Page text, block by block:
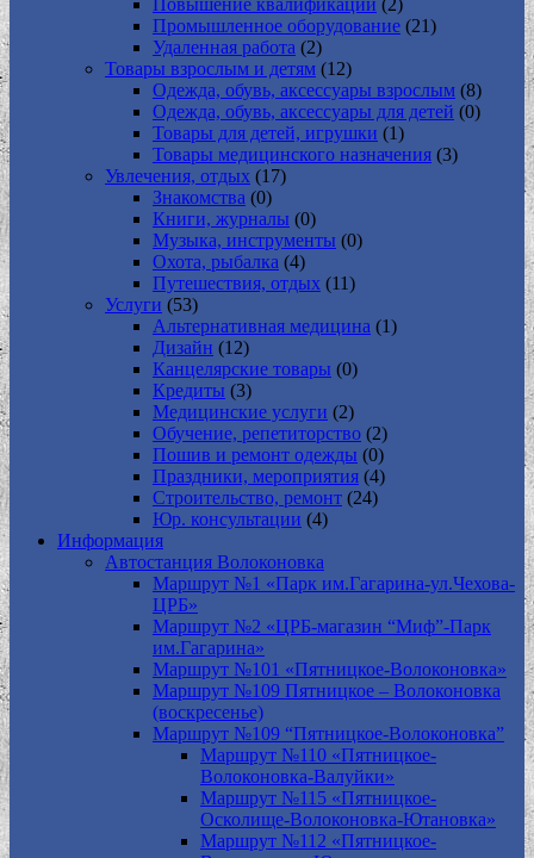
Повышение квалификации (2)
Промышленное оборудование (21)
Удаленная работа (2)
Товары взрослым и детям (12)
Одежда, обувь, аксессуары взрослым (8)
Одежда, обувь, аксессуары для детей (0)
Товары для детей, игрушки (1)
Товары медицинского назначения (3)
Увлечения, отдых (17)
Знакомства (0)
Книги, журналы (0)
Музыка, инструменты (0)
Охота, рыбалка (4)
Путешествия, отдых (11)
Услуги (53)
Альтернативная медицина (1)
Дизайн (12)
Канцелярские товары (0)
Кредиты (3)
Медицинские услуги (2)
Обучение, репетиторство (2)
Пошив и ремонт одежды (0)
Праздники, мероприятия (4)
Строительство, ремонт (24)
Юр. консультации (4)
Информация
Автостанция Волоконовка
Маршрут №1 «Парк им.Гагарина-ул.Чехова-
ЦРБ»
Маршрут №2 «ЦРБ-магазин “Миф”-Парк
им.Гагарина»
Маршрут №101 «Пятницкое-Волоконовка»
Маршрут №109 Пятницкое – Волоконовка
(воскресенье)
Маршрут №109 “Пятницкое-Волоконовка”
Маршрут №110 «Пятницкое-
Волоконовка-Валуйки»
Маршрут №115 «Пятницкое-
Осколище-Волоконовка-Ютановка»
Маршрут №112 «Пятницкое-